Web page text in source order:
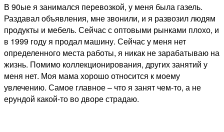
В 90ые я занимался перевозкой, у меня была газель.
Раздавал объявления, мне звонили, и я развозил людям
продукты и мебель. Сейчас с оптовыми рынками плохо, и
в 1999 году я продал машину. Сейчас у меня нет
определенного места работы, я никак не зарабатываю на
жизнь. Помимо коллекционирования, других занятий у
меня нет. Моя мама хорошо относится к моему
увлечению. Самое главное – что я занят чем-то, а не
ерундой какой-то во дворе страдаю.